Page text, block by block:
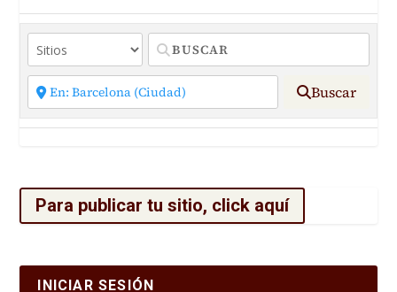
Buscar
Para publicar tu sitio, click aquí
INICIAR SESIÓN